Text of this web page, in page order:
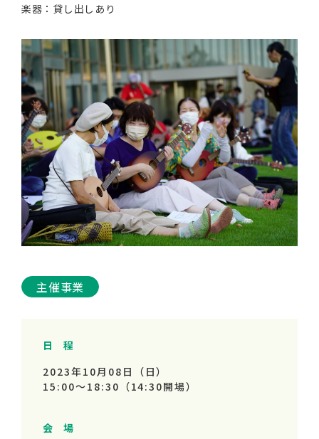
楽器：貸し出しあり
主催事業
日 程
2023年10月08日（日）
15:00～ 18:30 （14:30開場）
会 場